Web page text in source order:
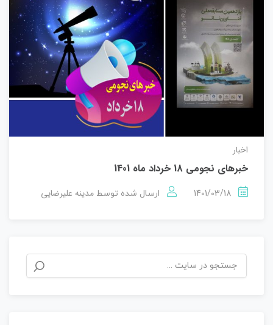
اخبار
خبرهای نجومی 18 خرداد ماه 1401
1401/03/18 ارسال شده توسط مدینه علیرضایی